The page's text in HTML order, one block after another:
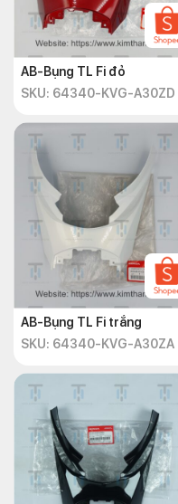
AB-Bụng TL Fi đỏ
SKU: 64340-KVG-A30ZD
AB-Bụng TL Fi trắng
SKU: 64340-KVG-A30ZA